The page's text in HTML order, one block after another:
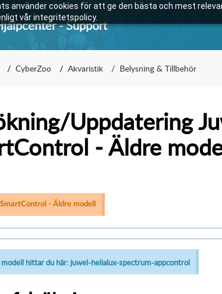
använder cookies för att ge den bästa och mest
vår integritetspolicy.
- Support
CyberZoo Akvaristik Belysning & Tillbehör
Uppdatering
- Äldre
- Äldre modell
hittar du här: juwel-helialux-spectrum-appcontrol